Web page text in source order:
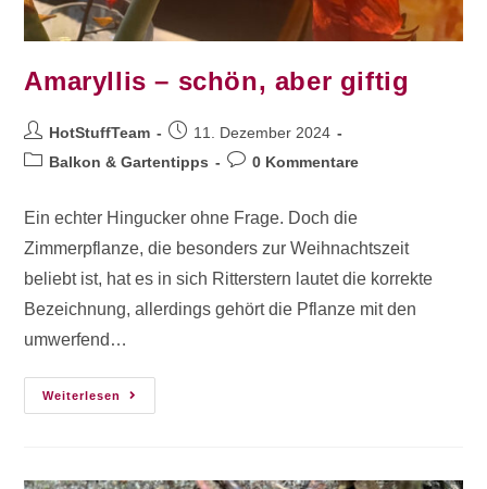
Amaryllis – schön, aber giftig
HotStuffTeam
11. Dezember 2024
Balkon & Gartentipps
0 Kommentare
Ein echter Hingucker ohne Frage. Doch die
Zimmerpflanze, die besonders zur Weihnachtszeit
beliebt ist, hat es in sich Ritterstern lautet die korrekte
Bezeichnung, allerdings gehört die Pflanze mit den
umwerfend…
Weiterlesen